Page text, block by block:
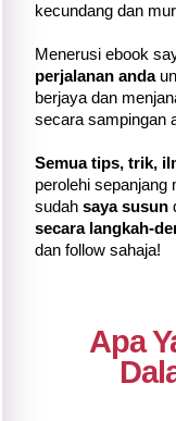
kecundang dan
Menerusi ebook
perjalanan anda
berjaya dan
secara sampingan
Semua tips, trik,
perolehi sepanjang
sudah saya susun
secara langkah-
dan follow sahaja!
Apa